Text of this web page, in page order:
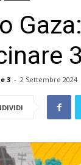
3 - 2 Settembre 2024